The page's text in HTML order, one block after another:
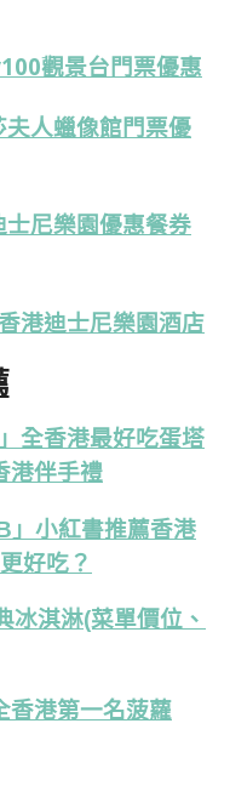
觀景台門票優惠
夫人蠟像館門票優
士尼樂園優惠餐券
港迪士尼樂園酒店
全香港最好吃蛋塔
港伴手禮
」小紅書推薦香港
好吃？
冰淇淋(菜單價位、
香港第一名菠蘿